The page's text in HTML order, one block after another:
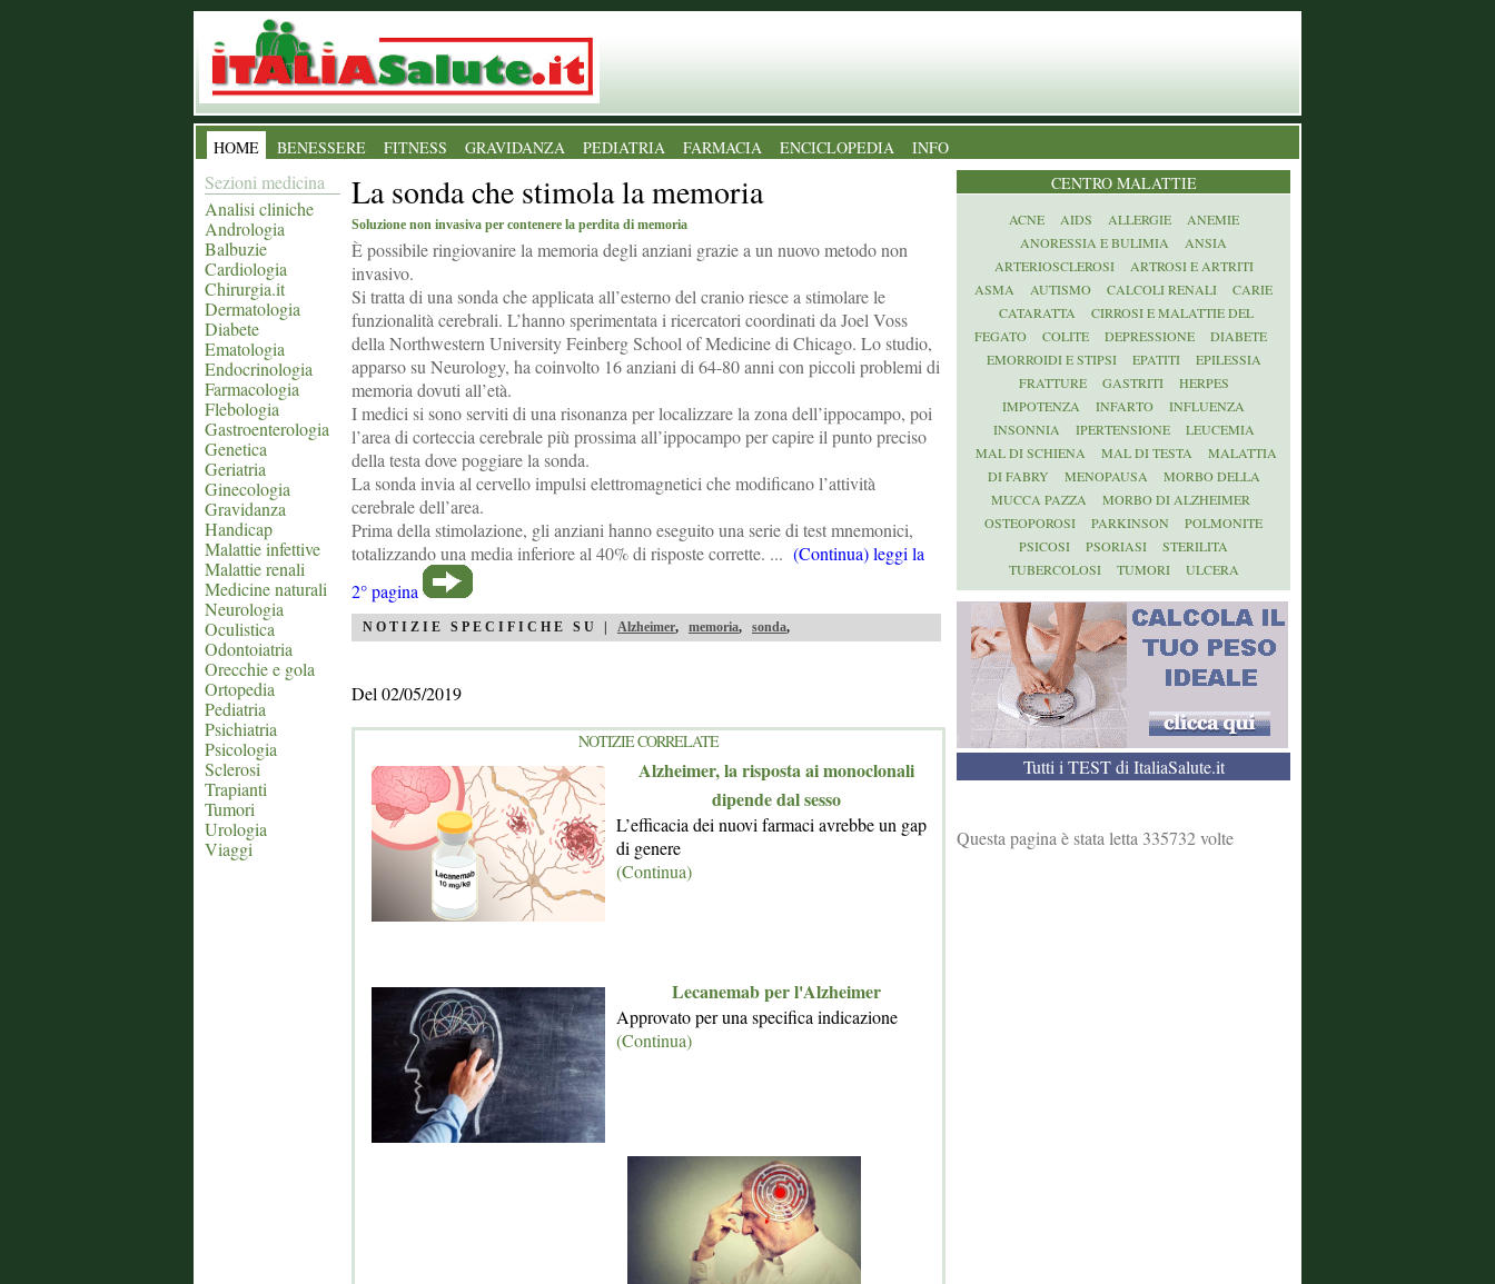
HOME BENESSERE FITNESS GRAVIDANZA PEDIATRIA FARMACIA ENCICLOPEDIA INFO
Sezioni medicina
Analisi cliniche
Andrologia
Balbuzie
Cardiologia
Chirurgia.it
Dermatologia
Diabete
Ematologia
Endocrinologia
Farmacologia
Flebologia
Gastroenterologia
Genetica
Geriatria
Ginecologia
Gravidanza
Handicap
Malattie infettive
Malattie renali
Medicine naturali
Neurologia
Oculistica
Odontoiatria
Orecchie e gola
Ortopedia
Pediatria
Psichiatria
Psicologia
Sclerosi
Trapianti
Tumori
Urologia
Viaggi
La sonda che stimola la memoria
Soluzione non invasiva per contenere la perdita di memoria
È possibile ringiovanire la memoria degli anziani grazie a un nuovo metodo non
invasivo.
Si tratta di una sonda che applicata all’esterno del cranio riesce a stimolare le
funzionalità cerebrali. L’hanno sperimentata i ricercatori coordinati da Joel Voss
della Northwestern University Feinberg School of Medicine di Chicago. Lo studio,
apparso su Neurology, ha coinvolto 16 anziani di 64-80 anni con piccoli problemi di
memoria dovuti all’età.
I medici si sono serviti di una risonanza per localizzare la zona dell’ippocampo, poi
l’area di corteccia cerebrale più prossima all’ippocampo per capire il punto preciso
della testa dove poggiare la sonda.
La sonda invia al cervello impulsi elettromagnetici che modificano l’attività
cerebrale dell’area.
Prima della stimolazione, gli anziani hanno eseguito una serie di test mnemonici,
totalizzando una media inferiore al 40% di risposte corrette. ... (Continua) leggi la
2° pagina
NOTIZIE SPECIFICHE SU | Alzheimer, memoria, sonda,
Del 02/05/2019
NOTIZIE CORRELATE
Alzheimer, la risposta ai monoclonali
dipende dal sesso
L’efficacia dei nuovi farmaci avrebbe un gap
di genere
(Continua)
Lecanemab per l'Alzheimer
Approvato per una specifica indicazione
(Continua)
CENTRO MALATTIE
ACNE AIDS ALLERGIE
ANEMIE
ANORESSIA E BULIMIA
ANSIA
ARTERIOSCLEROSI
ARTROSI E ARTRITI
ASMA
AUTISMO CALCOLI RENALI
CARIE
CATARATTA
CIRROSI E MALATTIE DEL
FEGATO
COLITE DEPRESSIONE
DIABETE
EMORROIDI E STIPSI
EPATITI
EPILESSIA
FRATTURE
GASTRITI
HERPES
IMPOTENZA
INFARTO
INFLUENZA
INSONNIA
IPERTENSIONE
LEUCEMIA
MAL DI SCHIENA
MAL DI TESTA
MALATTIA
DI FABRY
MENOPAUSA
MORBO DELLA
MUCCA PAZZA
MORBO DI ALZHEIMER
OSTEOPOROSI
PARKINSON
POLMONITE
PSICOSI
PSORIASI
STERILITA
TUBERCOLOSI
TUMORI ULCERA
Tutti i TEST di ItaliaSalute.it
Questa pagina è stata letta 335732 volte